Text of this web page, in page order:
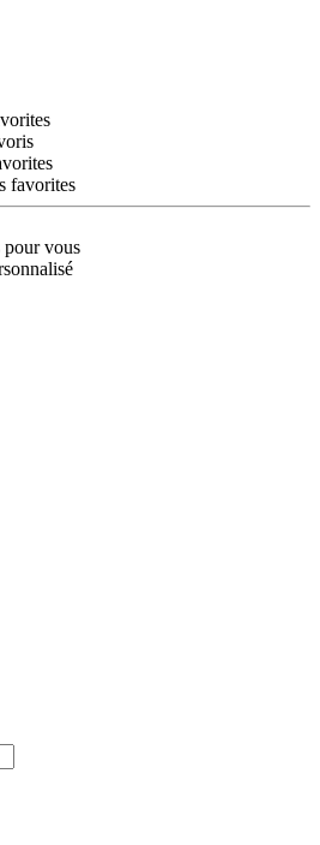
favorites
pour vous